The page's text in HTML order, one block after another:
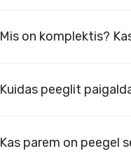
Mis on komplektis?
Kuidas peeglit
Kas parem on peegel